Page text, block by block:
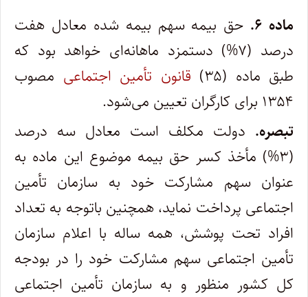
ماده ۶.
حق بیمه سهم بیمه شده معادل هفت
درصد (۷%) دستمزد ماهانه‌ای خواهد بود که
طبق ماده (۳۵)
قانون تأمین اجتماعی مصوب
۱۳۵۴ برای کارگران تعیین می‌شود.
تبصره. دولت مکلف است معادل سه درصد
(۳%) مأخذ کسر حق بیمه موضوع این ماده به
عنوان سهم مشارکت خود به سازمان تأمین
اجتماعی پرداخت نماید، همچنین باتوجه به تعداد
افراد تحت پوشش‌، همه ساله ‌با اعلام سازمان
تأمین اجتماعی سهم مشارکت خود را در بودجه
کل کشور منظور و به سازمان تأمین اجتماعی